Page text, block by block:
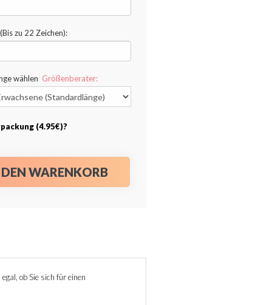
zu 22 Zeichen):
wählen Größenberater:
(4.95€)?
WARENKORB
ob Sie sich für einen